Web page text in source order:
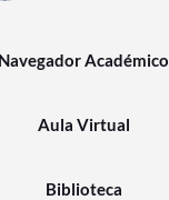
Navegador Académico
Aula Virtual
Biblioteca